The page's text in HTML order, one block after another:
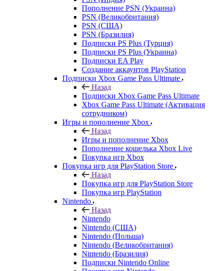
Пополнение PSN (Украина)
PSN (Великобритания)
PSN (США)
PSN (Бразилия)
Подписки PS Plus (Турция)
Подписки PS Plus (Украина)
Подписки EA Play
Создание аккаунтов PlayStation
Подписки Xbox Game Pass Ultimate
Назад
Подписки Xbox Game Pass Ultimate
Xbox Game Pass Ultimate (Активация
сотрудником)
Игры и пополнение Xbox
Назад
Игры и пополнение Xbox
Пополнение кошелька Xbox Live
Покупка игр Xbox
Покупка игр для PlayStation Store
Назад
Покупка игр для PlayStation Store
Покупка игр PlayStation
Nintendo
Назад
Nintendo
Nintendo (США)
Nintendo (Польша)
Nintendo (Великобритания)
Nintendo (Бразилия)
Подписки Nintendo Online